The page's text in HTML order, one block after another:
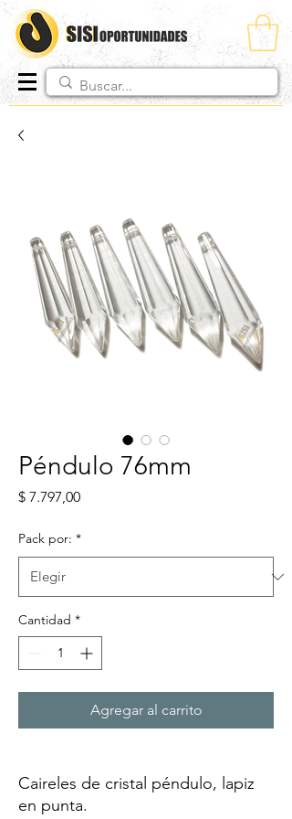
Péndulo 76mm
$ 7.797,00Precio
Pack por: *
Cantidad *
Agregar al carrito
Caireles de cristal péndulo, lapiz
en punta.